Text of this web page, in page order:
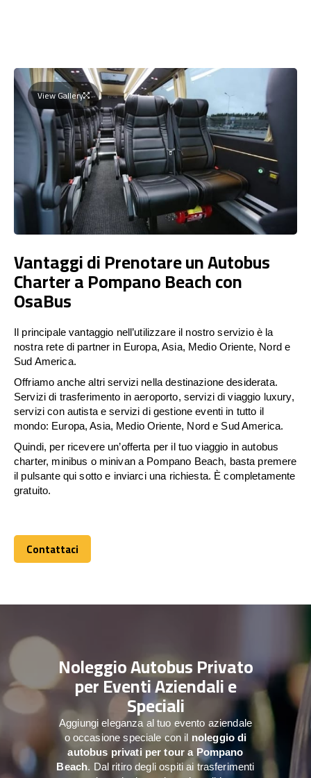
View Gallery
Vantaggi di Prenotare un Autobus
Charter a Pompano Beach con
OsaBus
Il principale vantaggio nell’utilizzare il nostro servizio è la
nostra rete di partner in Europa, Asia, Medio Oriente, Nord e
Sud America.
Offriamo anche altri servizi nella destinazione desiderata.
Servizi di trasferimento in aeroporto, servizi di viaggio luxury,
servizi con autista e servizi di gestione eventi in tutto il
mondo: Europa, Asia, Medio Oriente, Nord e Sud America.
Quindi, per ricevere un’offerta per il tuo viaggio in autobus
charter, minibus o minivan a Pompano Beach, basta premere
il pulsante qui sotto e inviarci una richiesta. È completamente
gratuito.
Contattaci
Contattaci
Noleggio Autobus Privato
per Eventi Aziendali e
Speciali
Aggiungi eleganza al tuo evento aziendale
o occasione speciale con il noleggio di
autobus privati per tour a Pompano
Beach. Dal ritiro degli ospiti ai trasferimenti